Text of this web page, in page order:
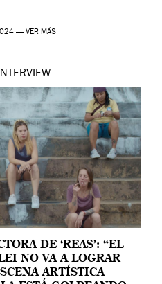
— VER MÁS
DE ‘REAS’: “EL
NO VA A LOGRAR
ARTÍSTICA